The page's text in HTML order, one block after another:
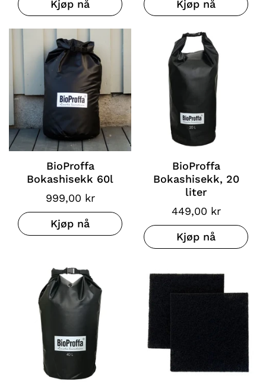
Kjøp nå Kjøp nå
BioProffa
Bokashisekk 60l
999,00 kr
Kjøp nå
BioProffa
Bokashisekk, 20
liter
449,00 kr
Kjøp nå